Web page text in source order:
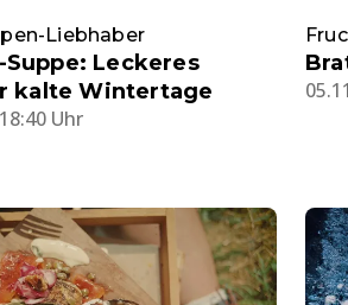
Liebhaber
Leckeres
kalte Wintertage
Uhr